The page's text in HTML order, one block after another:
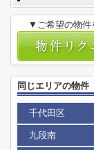
▼ご希望の物件
同じエリアの物件
千代田区
九段南